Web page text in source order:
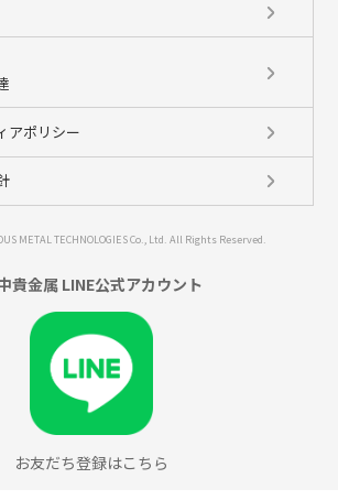
アポリシー
METAL TECHNOLOGIES Co., Ltd. All Rights Reserved.
貴金属 LINE公式アカウント
お友だち登録はこちら